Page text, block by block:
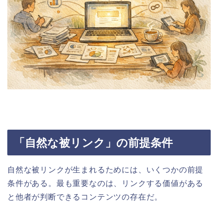
「自然な被リンク」の前提条件
自然な被リンクが生まれるためには、いくつかの前提
条件がある。最も重要なのは、リンクする価値がある
と他者が判断できるコンテンツの存在だ。